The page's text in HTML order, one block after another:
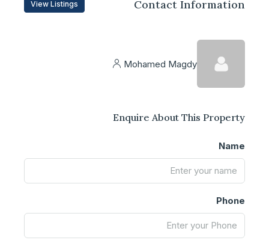
Contact Information
View Listings
Mohamed Magdy
Enquire About This Property
Name
Phone